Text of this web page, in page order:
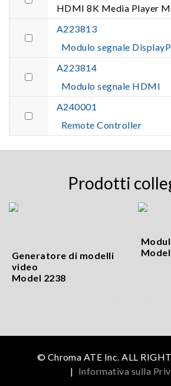
HDMI 8K Media Player
A223813
Modulo segnale
A223814
Modulo segnale HDMI
A240001
Remote Controller
Prodotti
Generatore di modelli
video
Model 2238
© Chroma ATE Inc. ALL
| Informativa sulla